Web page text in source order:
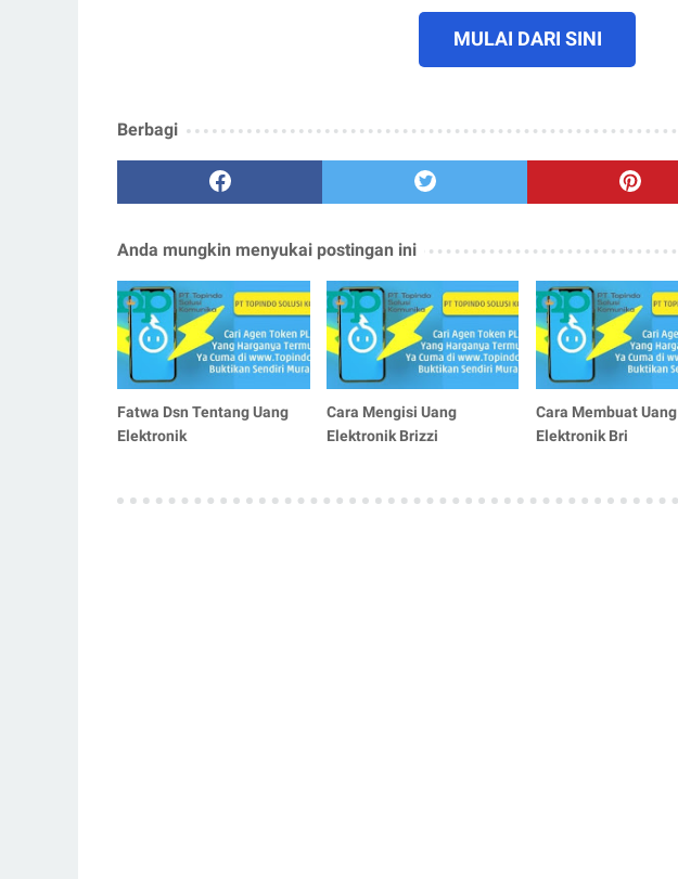
MULAI DARI SINI
Berbagi
Anda mungkin menyukai postingan ini
Fatwa Dsn Tentang Uang
Elektronik
Cara Mengisi Uang
Elektronik Brizzi
Cara Membuat Uang
Elektronik Bri